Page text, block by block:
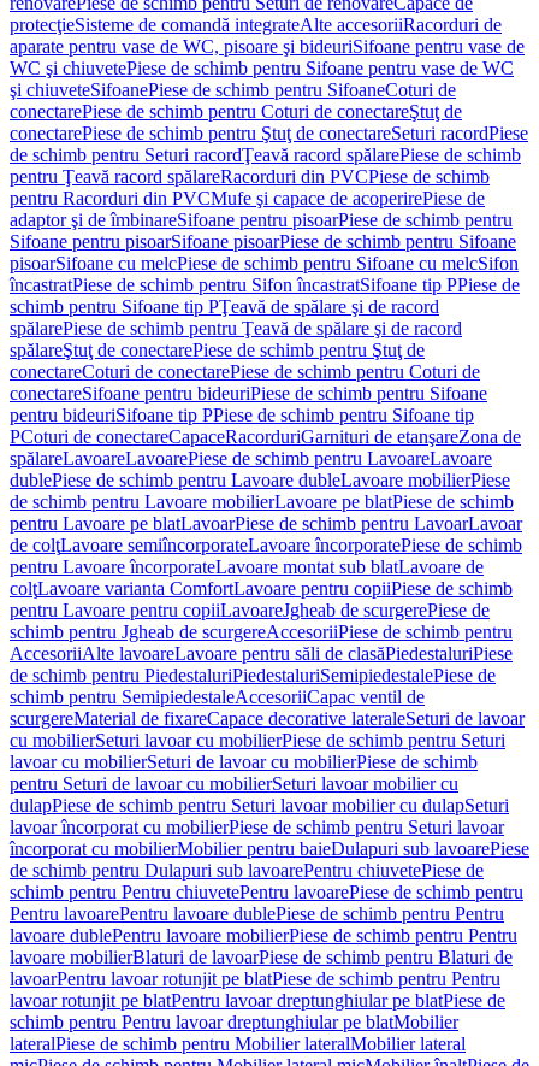
protecţieSisteme de comandă integrateAlte accesoriiRacorduri de
aparate pentru vase de WC, pisoare şi bideuriSifoane pentru vase de
WC şi chiuvetePiese de schimb pentru Sifoane pentru vase de WC
şi chiuveteSifoanePiese de schimb pentru SifoaneCoturi de
conectarePiese de schimb pentru Coturi de conectareŞtuţ de
conectarePiese de schimb pentru Ştuţ de conectareSeturi racordPiese
de schimb pentru Seturi racordŢeavă racord spălarePiese de schimb
pentru Ţeavă racord spălareRacorduri din PVCPiese de schimb
pentru Racorduri din PVCMufe şi capace de acoperirePiese de
adaptor şi de îmbinareSifoane pentru pisoarPiese de schimb pentru
Sifoane pentru pisoarSifoane pisoarPiese de schimb pentru Sifoane
pisoarSifoane cu melcPiese de schimb pentru Sifoane cu melcSifon
încastratPiese de schimb pentru Sifon încastratSifoane tip PPiese de
schimb pentru Sifoane tip PŢeavă de spălare şi de racord
spălarePiese de schimb pentru Ţeavă de spălare şi de racord
spălareŞtuţ de conectarePiese de schimb pentru Ştuţ de
conectareCoturi de conectarePiese de schimb pentru Coturi de
conectareSifoane pentru bideuriPiese de schimb pentru Sifoane
pentru bideuriSifoane tip PPiese de schimb pentru Sifoane tip
PCoturi de conectareCapaceRacorduriGarnituri de etanşareZona de
spălareLavoareLavoarePiese de schimb pentru LavoareLavoare
dublePiese de schimb pentru Lavoare dubleLavoare mobilierPiese
de schimb pentru Lavoare mobilierLavoare pe blatPiese de schimb
pentru Lavoare pe blatLavoarPiese de schimb pentru LavoarLavoar
de colţLavoare semiîncorporateLavoare încorporatePiese de schimb
pentru Lavoare încorporateLavoare montat sub blatLavoare de
colţLavoare varianta ComfortLavoare pentru copiiPiese de schimb
pentru Lavoare pentru copiiLavoareJgheab de scurgerePiese de
schimb pentru Jgheab de scurgereAccesoriiPiese de schimb pentru
AccesoriiAlte lavoareLavoare pentru săli de clasăPiedestaluriPiese
de schimb pentru PiedestaluriPiedestaluriSemipiedestalePiese de
schimb pentru SemipiedestaleAccesoriiCapac ventil de
scurgereMaterial de fixareCapace decorative lateraleSeturi de lavoar
cu mobilierSeturi lavoar cu mobilierPiese de schimb pentru Seturi
lavoar cu mobilierSeturi de lavoar cu mobilierPiese de schimb
pentru Seturi de lavoar cu mobilierSeturi lavoar mobilier cu
dulapPiese de schimb pentru Seturi lavoar mobilier cu dulapSeturi
lavoar încorporat cu mobilierPiese de schimb pentru Seturi lavoar
încorporat cu mobilierMobilier pentru baieDulapuri sub lavoarePiese
de schimb pentru Dulapuri sub lavoarePentru chiuvetePiese de
schimb pentru Pentru chiuvetePentru lavoarePiese de schimb pentru
Pentru lavoarePentru lavoare dublePiese de schimb pentru Pentru
lavoare dublePentru lavoare mobilierPiese de schimb pentru Pentru
lavoare mobilierBlaturi de lavoarPiese de schimb pentru Blaturi de
lavoarPentru lavoar rotunjit pe blatPiese de schimb pentru Pentru
lavoar rotunjit pe blatPentru lavoar dreptunghiular pe blatPiese de
schimb pentru Pentru lavoar dreptunghiular pe blatMobilier
lateralPiese de schimb pentru Mobilier lateralMobilier lateral